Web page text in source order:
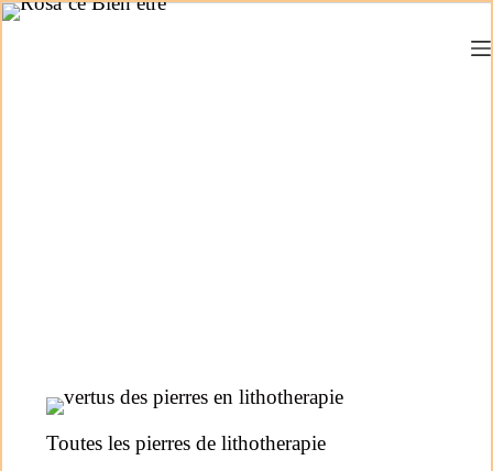
Toutes les pierres de lithotherapie